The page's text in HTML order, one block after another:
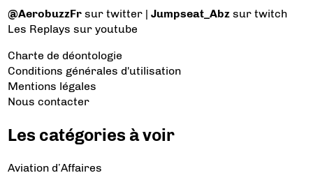
@AerobuzzFr sur twitter |Jumpseat_Abz sur twitch
Les Replays sur youtube
Charte de déontologie
Conditions générales d'utilisation
Mentions légales
Nous contacter
Les catégories à voir
Aviation d’Affaires